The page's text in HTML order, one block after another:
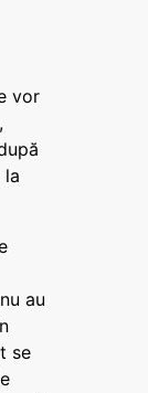
vor
la
au
se